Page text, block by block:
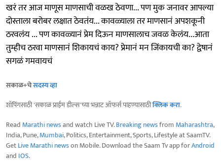
खरं तर आज माणूस माणसाची वळख ठेवणा... पण मुक जनावर आपल्या
दोस्ताला बरोबर लक्षात ठेवतंय... कावळ्याला तर माणसानं अपशकूनी
ठरवलंय ... पण कावळ्यानं प्रेम दिऊन माणसालाच जवळ केलंय...आता
तुम्हीच ठरवा माणसानं शिकायचं काय? प्रेमानं मन जिंकायची का? द्वेषानं
सगळं गमवायचं
सकाळ+चेसदस्य व्हा
शॉपिंगसाठी 'सकाळ प्राईम डील्स'च्या भन्नाट ऑफर्स पाहण्यासाठीक्लिक करा.
Read Marathi newsand watch Live TV.Breaking newsfrom Maharashtra,
India, Pune,Mumbai, Politics, Entertainment, Sports, Lifestyle at SaamTV.
GetLive Marathi newson Mobile. Download the Saam Tv app forAndroid
and IOS.